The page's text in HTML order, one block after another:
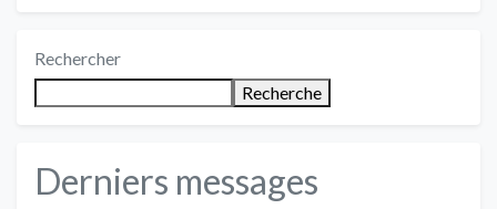
Rechercher
Recherche
Derniers messages